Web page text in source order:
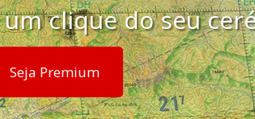
um clique do seu
Seja Premium